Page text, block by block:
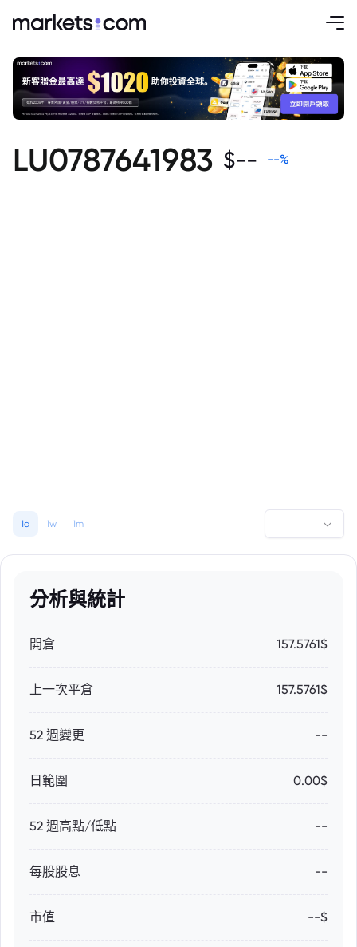
LU0787641983 $-- --%
1d 1w 1m
分析與統計
開倉 157.5761$
上一次平倉 157.5761$
52 週變更 --
日範圍 0.00$
52 週高點/低點 --
每股股息 --
市值 --$